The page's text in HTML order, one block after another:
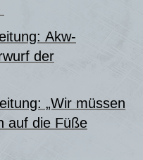
Akw-
der
„Wir müssen
auf die Füße